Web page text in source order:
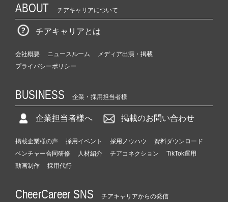
ABOUT チアキャリアについて
チアキャリアとは
会社概要 ニュースルーム
メディア出演・掲載
プライバシーポリシー
BUSINESS 企業・採用担当者様
企業担当者様へ 掲載のお問い合わせ
掲載企業様の声 採用イベント 採用ノウハウ
資料ダウンロード
ベンチャー合同研修
人材紹介 チアコネクション
TikTok運用
動画制作
採用代行
CheerCareer SNS チアキャリアからの発信